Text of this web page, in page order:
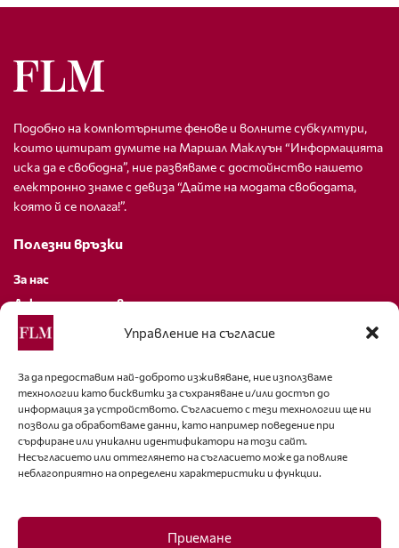
Управление на съгласие
За да предоставим най-доброто изживяване, ние използваме
технологии като бисквитки за съхраняване и/или достъп до
информация за устройството. Съгласието с тези технологии ще ни
позволи да обработваме данни, като например поведение при
сърфиране или уникални идентификатори на този сайт.
Несъгласието или оттеглянето на съгласието може да повлияе
неблагоприятно на определени характеристики и функции.
Приемане
Подобно на компютърните фенове и волните субкултури,
които цитират думите на Маршал Маклуън “Информацията
иска да е свободна”, ние развяваме с достойнство нашето
електронно знаме с девиза “Дайте на модата свободата,
която й се полага!”.
Полезни връзки
За нас
Декларация за поверителност
Политика за бисквитки
За контакти
editor@fashion-lifestyle.net
+359 88 227 33 47
Последвайте ни
Facebook